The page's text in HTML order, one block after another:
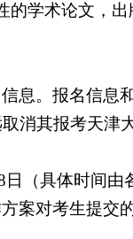
的学术论文，
息。报名信息
消其报考天津
日（具体时间由
案对考生提交